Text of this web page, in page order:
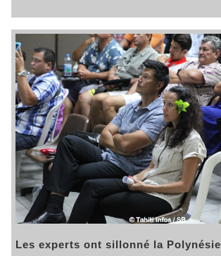
Les experts ont sillonné la Polynésie